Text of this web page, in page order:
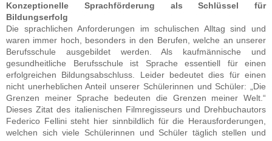
Konzeptionelle Sprachförderung als Schlüssel für
Bildungserfolg
Die sprachlichen Anforderungen im schulischen Alltag sind und
waren immer hoch, besonders in den Berufen, welche an unserer
Berufsschule ausgebildet werden. Als kaufmännische und
gesundheitliche Berufsschule ist Sprache essentiell für einen
erfolgreichen Bildungsabschluss. Leider bedeutet dies für einen
nicht unerheblichen Anteil unserer Schülerinnen und Schüler: „Die
Grenzen meiner Sprache bedeuten die Grenzen meiner Welt.“
Dieses Zitat des italienischen Filmregisseurs und Drehbuchautors
Federico Fellini steht hier sinnbildlich für die Herausforderungen,
welchen sich viele Schülerinnen und Schüler täglich stellen und